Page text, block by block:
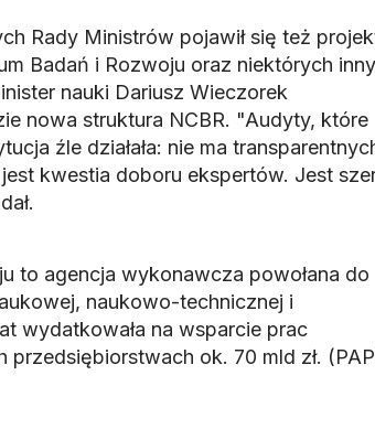
Rady Ministrów pojawił się też
Badań i Rozwoju oraz niektórych
nauki Dariusz Wieczorek
nowa struktura NCBR. "Audyty, które
źle działała: nie ma
kwestia doboru ekspertów. Jest
to agencja wykonawcza powołana do
naukowo-technicznej i
wydatkowała na wsparcie prac
ok. 70 mld zł.